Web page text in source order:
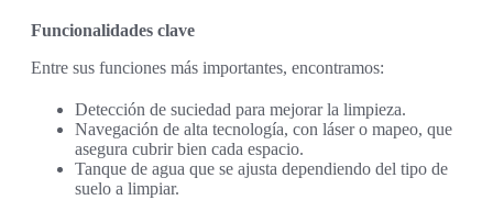
Funcionalidades clave
Entre sus funciones más importantes, encontramos:
Detección de suciedad para mejorar la limpieza.
Navegación de alta tecnología, con láser o mapeo, que
asegura cubrir bien cada espacio.
Tanque de agua que se ajusta dependiendo del tipo de
suelo a limpiar.